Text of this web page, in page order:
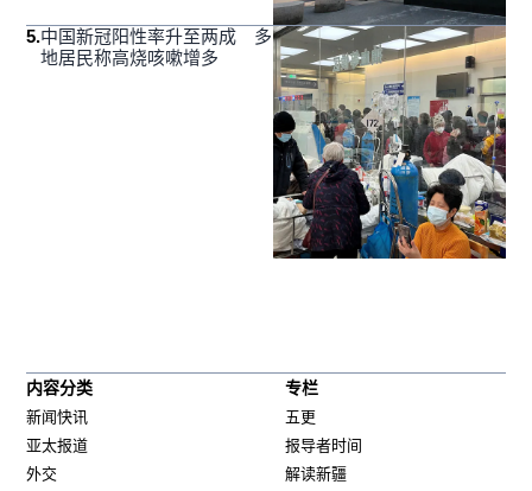
5.中国新冠阳性率升至两成 多
地居民称高烧咳嗽增多
内容分类
新闻快讯
亚太报道
外交
专栏
五更
报导者时间
解读新疆